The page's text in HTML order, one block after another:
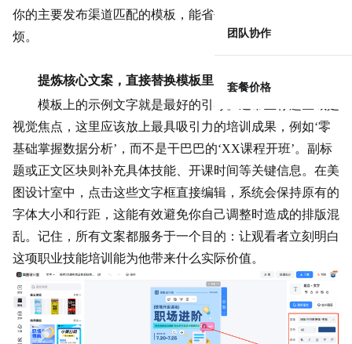
团队协作
套餐价格
你的主要发布渠道匹配的模板，能省去后续调整比例的麻
烦。
提炼核心文案，直接替换模板里的占位符
模板上的示例文字就是最好的引导。通常主标题区域是
视觉焦点，这里应该放上最具吸引力的培训成果，例如‘零
基础掌握数据分析’，而不是干巴巴的‘XX课程开班’。副标
题或正文区块则补充具体技能、开课时间等关键信息。在美
图设计室中，点击这些文字框直接编辑，系统会保持原有的
字体大小和行距，这能有效避免你自己调整时造成的排版混
乱。记住，所有文案都服务于一个目的：让观看者立刻明白
这项职业技能培训能为他带来什么实际价值。